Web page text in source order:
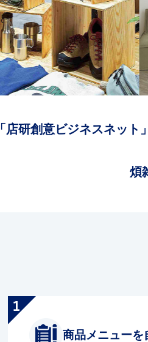
「店研創意ビジネスネッ
煩
商品メニューを